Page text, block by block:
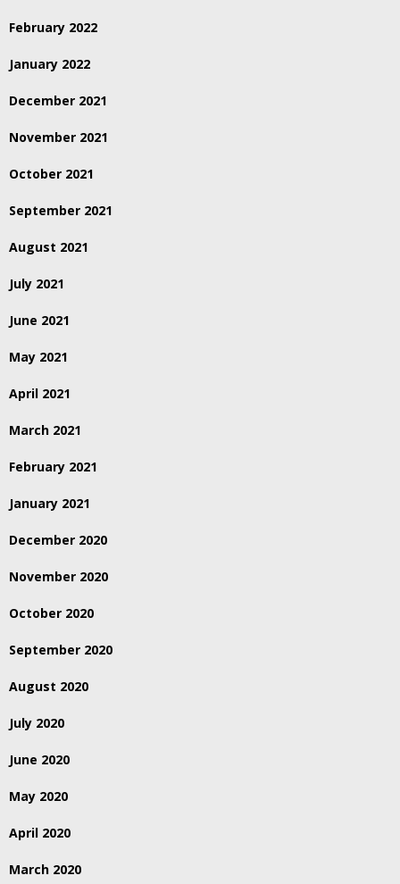
February 2022
January 2022
December 2021
November 2021
October 2021
September 2021
August 2021
July 2021
June 2021
May 2021
April 2021
March 2021
February 2021
January 2021
December 2020
November 2020
October 2020
September 2020
August 2020
July 2020
June 2020
May 2020
April 2020
March 2020